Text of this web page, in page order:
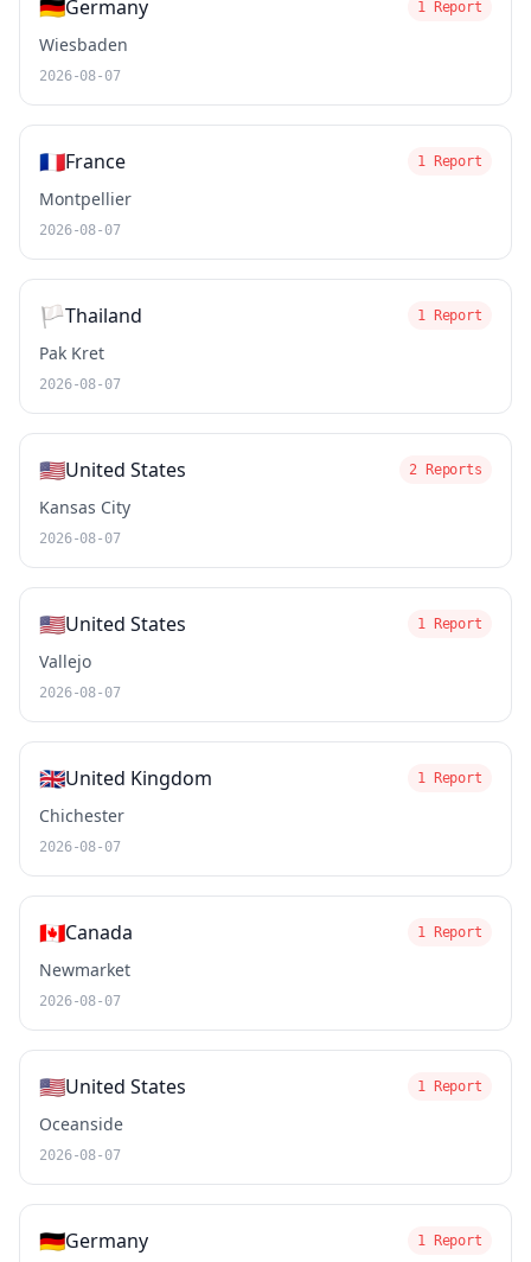
🇩🇪Germany 1 Report
Wiesbaden
2026-08-07
🇫🇷France 1 Report
Montpellier
2026-08-07
🏳️Thailand 1 Report
Pak Kret
2026-08-07
🇺🇸United States 2 Reports
Kansas City
2026-08-07
🇺🇸United States 1 Report
Vallejo
2026-08-07
🇬🇧United Kingdom 1 Report
Chichester
2026-08-07
🇨🇦Canada 1 Report
Newmarket
2026-08-07
🇺🇸United States 1 Report
Oceanside
2026-08-07
🇩🇪Germany 1 Report